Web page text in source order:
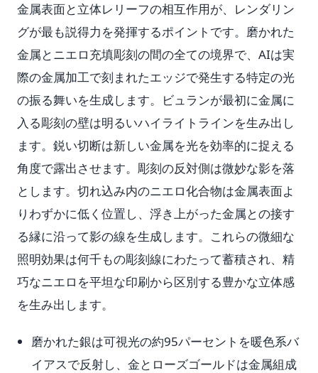
金属表面と立体レリーフの相互作用が、レンダリン
グが最も説得力を発揮するポイントです。磨かれた
金属とニエロ充填彫刻の間の全ての境界で、AIは実
際の金属加工で刻まれたエッジで発生する特定の光
の振る舞いを生成します。ビュランが最初に金属に
入る彫刻の壁は明るいハイライトラインを生み出し
ます。鋭い切断は新しい金属を光を効率的に捉える
角度で露出させます。彫刻の反対側は微妙な影を落
とします。切れ込み内のニエロ化合物は金属表面よ
りわずかに低く位置し、浮き上がった金属との接す
る縁に沿って影の線を生成します。これらの微細な
照明効果は何千もの彫刻線にわたって蓄積され、精
巧なニエロを平坦な印刷から区別する豊かな立体感
を生み出します。
磨かれた銀は可視光の約95パーセントを暖色系バ
イアスで反射し、金とローズゴールドは金属組成